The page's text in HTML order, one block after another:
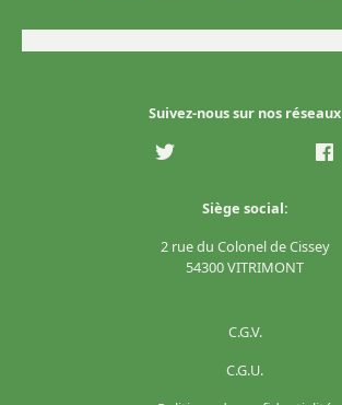
Suivez-nous sur nos réseaux
Siège social:
2 rue du Colonel de Cissey
54300 VITRIMONT
C.G.V.
C.G.U.